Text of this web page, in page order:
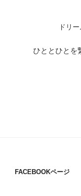
ドリ
ひととひとを
FACEBOOKページ